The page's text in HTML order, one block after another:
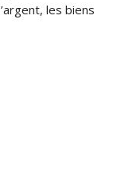
les biens